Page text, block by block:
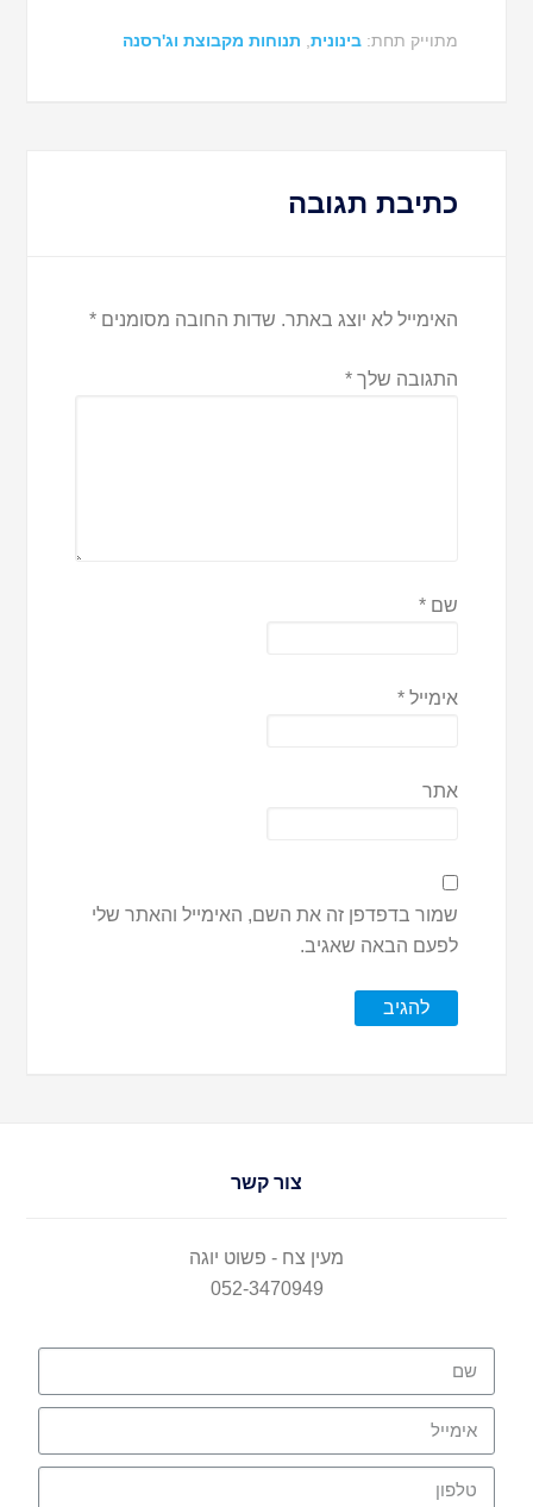
מתוייק תחת:בינונית תנוחות מקבוצת וג'רסנה
כתיבת תגובה
האימייל לא יוצג באתר. שדות החובה מסומנים*
התגובה שלך*
שם*
אימייל*
אתר
שמור בדפדפן זה את השם, האימייל והאתר שלי
לפעם הבאה שאגיב.
צור קשר
מעין צח - פשוט יוגה
052-3470949